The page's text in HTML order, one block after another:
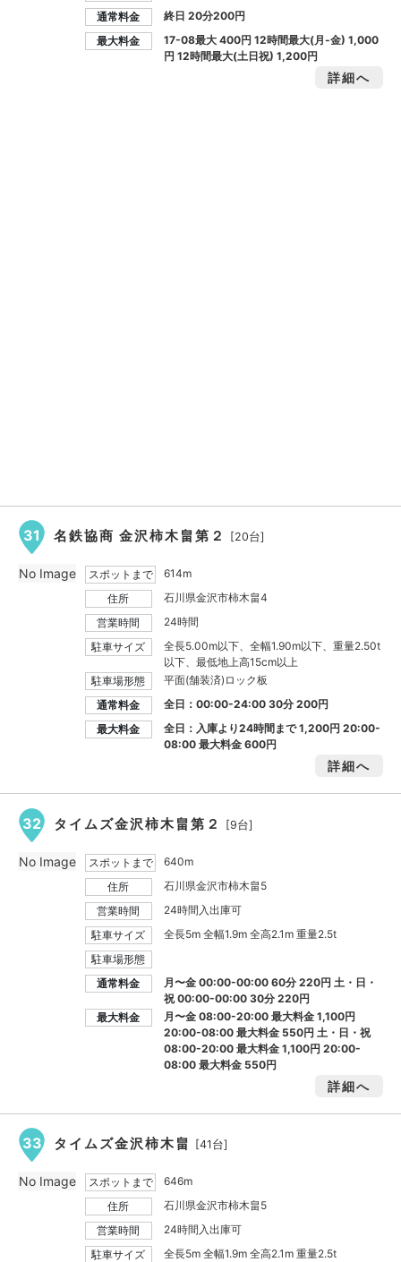
通常料金
終日 20分200円
最大料金
17-08最大400円12時間最大(月-金)1,000
円12時間最大(土日祝)1,200円
詳細へ
31 名鉄協商 金沢柿木畠第２ [20台]
スポットまで
614m
住所
石川県金沢市柿木畠4
営業時間
24時間
駐車サイズ
全長5.00m以下、全幅1.90m以下、重量2.50t
以下、最低地上高15cm以上
駐車場形態
平面(舗装済)ロック板
通常料金
全日：00:00-24:00 30分 200円
最大料金
全日：入庫より24時間まで1,200円20:00-
08:00 最大料金600円
詳細へ
No Image
32 タイムズ金沢柿木畠第２ [9台]
スポットまで
640m
住所
石川県金沢市柿木畠5
営業時間
24時間入出庫可
駐車サイズ
全長5m 全幅1.9m 全高2.1m 重量2.5t
駐車場形態
通常料金
月〜金 00:00-00:00 60分 220円 土・日・
祝 00:00-00:00 30分 220円
最大料金
月〜金 08:00-20:00 最大料金1,100円
20:00-08:00 最大料金 550円 土・日・祝
08:00-20:00 最大料金1,100円20:00-
08:00 最大料金 550円
詳細へ
No Image
33 タイムズ金沢柿木畠 [41台]
スポットまで
646m
住所
石川県金沢市柿木畠5
営業時間
24時間入出庫可
駐車サイズ
全長5m 全幅1.9m 全高2.1m 重量2.5t
No Image